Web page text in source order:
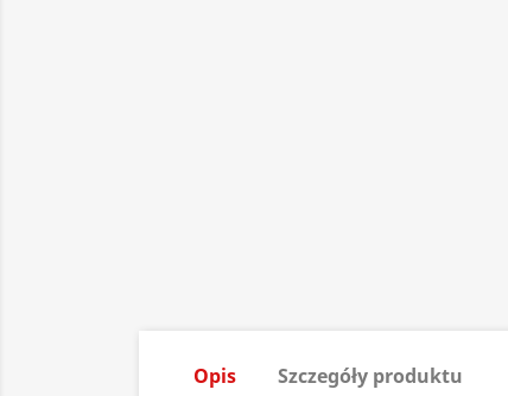
Opis Szczegóły produktu